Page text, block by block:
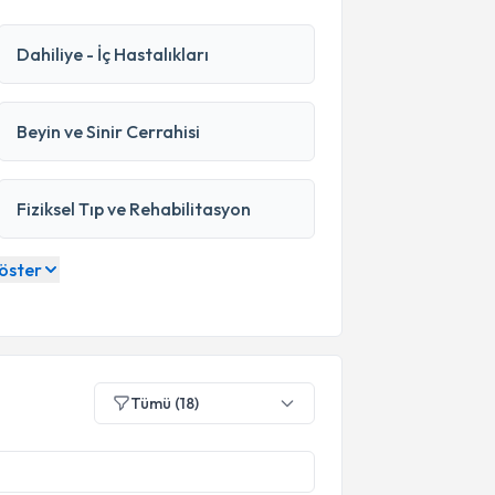
Tüm ekibimiz, konfor ve
sağlık sorunlarında bir araya gelerek
hem hızlı hem de etkin sonuçlar
ederiz. Tüm süreçlerimizde etik
Modern ve konforlu altyapımızla
Dahiliye - İç Hastalıkları
Beyin ve Sinir Cerrahisi
Fiziksel Tıp ve Rehabilitasyon
Tümü (18)